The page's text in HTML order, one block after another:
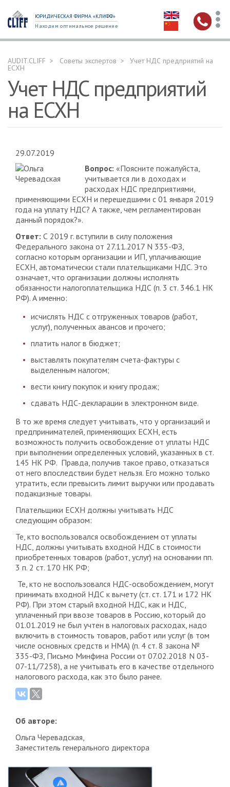
ЮРИДИЧЕСКАЯ ФИРМА «КЛИФФ»
Находим оптимальное решение
AUDIT.CLIFF Советы экспертов Учет НДС предприятий на
ЕСХН
Учет НДС предприятий
на ЕСХН
29.07.2019
Вопрос: «Поясните пожалуйста,
учитывается ли в доходах и
расходах НДС предприятиями,
применяющими ЕСХН и перешедшими с 01 января 2019
года на уплату НДС? А также, чем регламентирован
данный порядок?».
Ответ: С 2019 г. вступили в силу положения
Федерального закона от 27.11.2017 N 335-ФЗ,
согласно которым организации и ИП, уплачивающие
ЕСХН, автоматически стали плательщиками НДС. Это
означает, что организации должны исполнять
обязанности налогоплательщика НДС (п. 3 ст. 346.1 НК
РФ). А именно:
исчислять НДС с отгруженных товаров (работ,
услуг), полученных авансов и прочего;
платить налог в бюджет;
выставлять покупателям счета-фактуры с
выделенным налогом;
вести книгу покупок и книгу продаж;
сдавать НДС-декларации в электронном виде.
В то же время следует учитывать, что у организаций и
предпринимателей, применяющих ЕСХН, есть
возможность получить освобождение от уплаты НДС
при выполнении определенных условий, указанных в ст.
145 НК РФ. Правда, получив такое право, отказаться
от него впоследствии будет нельзя. Его можно только
утратить, если превысить лимит выручки или продавать
подакцизные товары.
Плательщики ЕСХН должны учитывать НДС
следующим образом:
Те, кто воспользовался освобождением от уплаты
НДС, должны учитывать входной НДС в стоимости
приобретенных товаров (работ, услуг) на основании пп.
3 п. 2 ст. 170 НК РФ;
Те, кто не воспользовался НДС-освобождением, могут
принимать входной НДС к вычету (ст. ст. 171 и 172 НК
РФ). При этом старый входной НДС, как и НДС,
уплаченный при ввозе товаров в Россию, который до
01.01.2019 не был учтен в налоговых расходах, надо
включить в стоимость товаров, работ или услуг (в том
числе основных средств и НМА) (п. 4 ст. 8 закона №
335-ФЗ, Письмо Минфина России от 07.02.2018 N 03-
07-11/7258), а не учитывать его в качестве отдельного
налогового расхода, как это было ранее.
Об авторе:
Ольга Черевадская,
Заместитель генерального директора